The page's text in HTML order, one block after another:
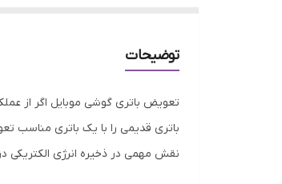
توضیحات
تعویض باتری گوشی موبایل اگر از
باتری قدیمی را با یک باتری مناسب
نقش مهمی در ذخیره انرژی الکتریکی